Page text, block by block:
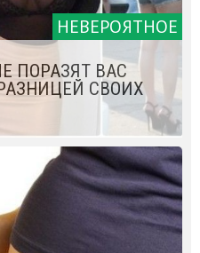
НЕВЕРОЯТНОЕ
ПОРАЗЯТ ВАС
СВОИХ